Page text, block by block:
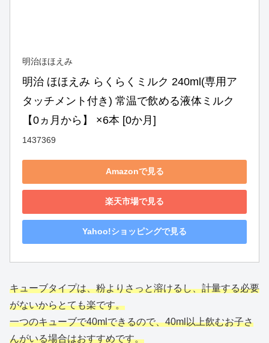
明治ほほえみ
明治 ほほえみ らくらくミルク 240ml(専用ア
タッチメント付き) 常温で飲める液体ミルク
【0ヵ月から】 ×6本 [0か月]
1437369
Amazonで見る
楽天市場で見る
Yahoo!ショッピングで見る
キューブタイプは、粉よりさっと溶けるし、計量する必要
がないからとても楽です。
一つのキューブで40mlできるので、40ml以上飲むお子さ
んがいる場合はおすすめです。